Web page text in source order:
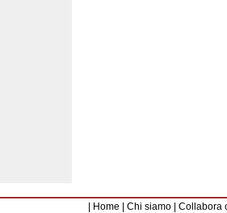
Home Chi siamo Collabora